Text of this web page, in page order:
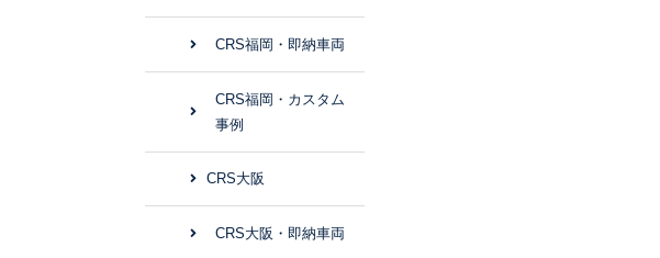
CRS福岡・即納車両
CRS福岡・カスタム
事例
CRS大阪
CRS大阪・即納車両